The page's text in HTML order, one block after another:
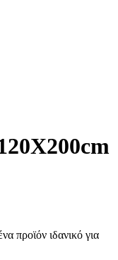
προϊόν ιδανικό για